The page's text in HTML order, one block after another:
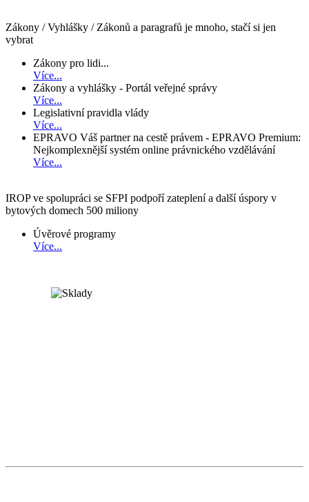
Zákony / Vyhlášky / Zákonů a paragrafů je mnoho, stačí si jen
vybrat
Zákony pro lidi...
Více...
Zákony a vyhlášky - Portál veřejné správy
Více...
Legislativní pravidla vlády
Více...
EPRAVO Váš partner na cestě právem - EPRAVO Premium:
Nejkomplexnější systém online právnického vzdělávání
Více...
IROP ve spolupráci se SFPI podpoří zateplení a další úspory v
bytových domech 500 miliony
Úvěrové programy
Více...